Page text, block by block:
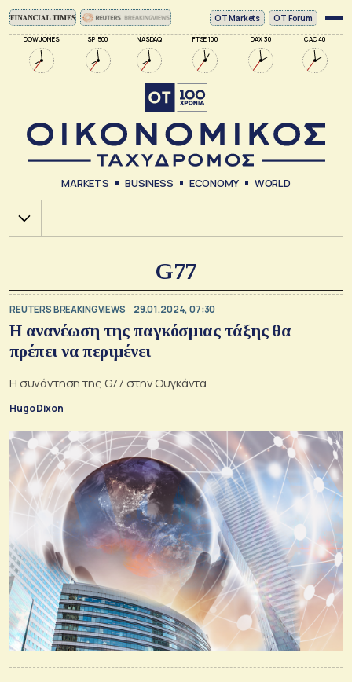
DOW JONES SP 500 NASDAQ FTSE 100 DAX 30 CAC 40
ΟΤ Markets OT Forum
MARKETS BUSINESS ECONOMY WORLD
Χ.Α.
G77
REUTERS BREAKINGVIEWS 29.01.2024, 07:30
Η ανανέωση της παγκόσμιας τάξης θα
πρέπει να περιμένει
Η συνάντηση της G77 στην Ουγκάντα
Hugo Dixon